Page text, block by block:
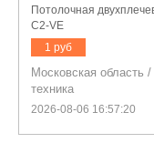
Потолочная
C2-VE
1 руб
Московская область /
техника
2026-08-06 16:57:20